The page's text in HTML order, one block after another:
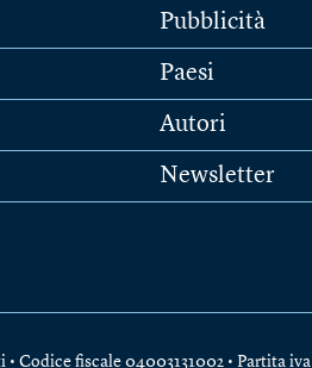
Pubblicità
Paesi
Autori
Newsletter
Codice fiscale 04003131002 • Partita